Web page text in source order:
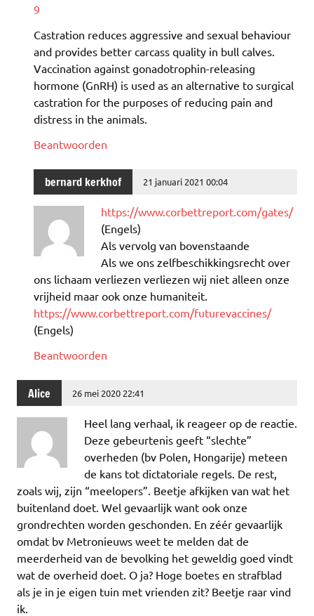
9
Castration reduces aggressive and sexual behaviour
and provides better carcass quality in bull calves.
Vaccination against gonadotrophin-releasing
hormone (GnRH) is used as an alternative to surgical
castration for the purposes of reducing pain and
distress in the animals.
Beantwoorden
bernard kerkhof 21 januari 2021 00:04
https://www.corbettreport.com/gates/
(Engels)
Als vervolg van bovenstaande
Als we ons zelfbeschikkingsrecht over
ons lichaam verliezen verliezen wij niet alleen onze
vrijheid maar ook onze humaniteit.
https://www.corbettreport.com/futurevaccines/
(Engels)
Beantwoorden
Alice 26 mei 2020 22:41
Heel lang verhaal, ik reageer op de reactie.
Deze gebeurtenis geeft “slechte”
overheden (bv Polen, Hongarije) meteen
de kans tot dictatoriale regels. De rest,
zoals wij, zijn “meelopers”. Beetje afkijken van wat het
buitenland doet. Wel gevaarlijk want ook onze
grondrechten worden geschonden. En zéér gevaarlijk
omdat bv Metronieuws weet te melden dat de
meerderheid van de bevolking het geweldig goed vindt
wat de overheid doet. O ja? Hoge boetes en strafblad
als je in je eigen tuin met vrienden zit? Beetje raar vind
ik.